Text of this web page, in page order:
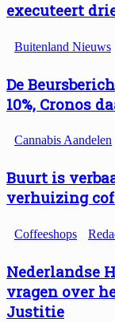
executeert
Buitenland Nieuws
De
10%, Cronos
Cannabis Aandelen
Buurt is
verhuizing
Coffeeshops
Nederlandse
vragen over
Justitie